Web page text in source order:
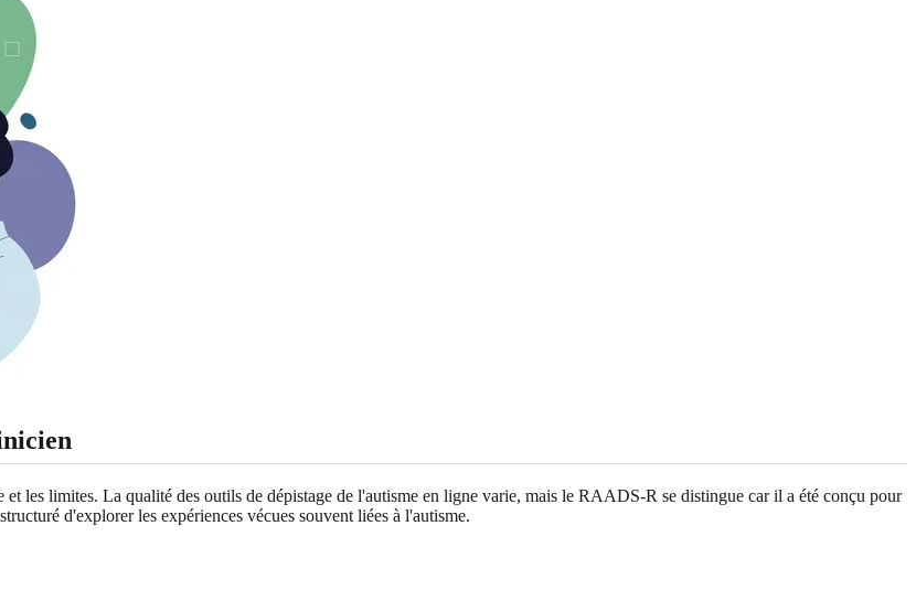
les limites. La qualité des outils de dépistage de l'autisme en ligne varie, mais le RAADS-R se distingue car il a été conçu pour
d'explorer les expériences vécues souvent liées à l'autisme.